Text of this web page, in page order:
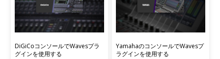
DiGiCoコンソールでWavesプラ
グインを使用する
YamahaのコンソールでWavesプ
ラグインを使用する